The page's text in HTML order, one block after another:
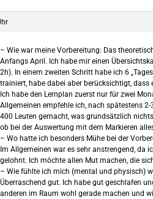
– Wie war meine Vorbereitung: Das
Anfangs April. Ich habe mir einen
2h). In einem zweiten Schritt habe ich 6
trainiert, habe dabei aber berücksichtigt, dass
Ich habe den Lernplan zuerst nur für zwei
Allgemeinen empfehle ich, nach spätestens
400 Leuten gemacht, was grundsätzlich
ob bei der Auswertung mit dem Markieren
– Wo hatte ich besonders Mühe bei der
Im Allgemeinen war es sehr anstrengend, da
gelohnt. Ich möchte allen Mut machen, die
– Wie fühlte ich mich (mental und physisch)
Überraschend gut. Ich habe gut geschlafen
anderen im Raum wohl gerade machen und